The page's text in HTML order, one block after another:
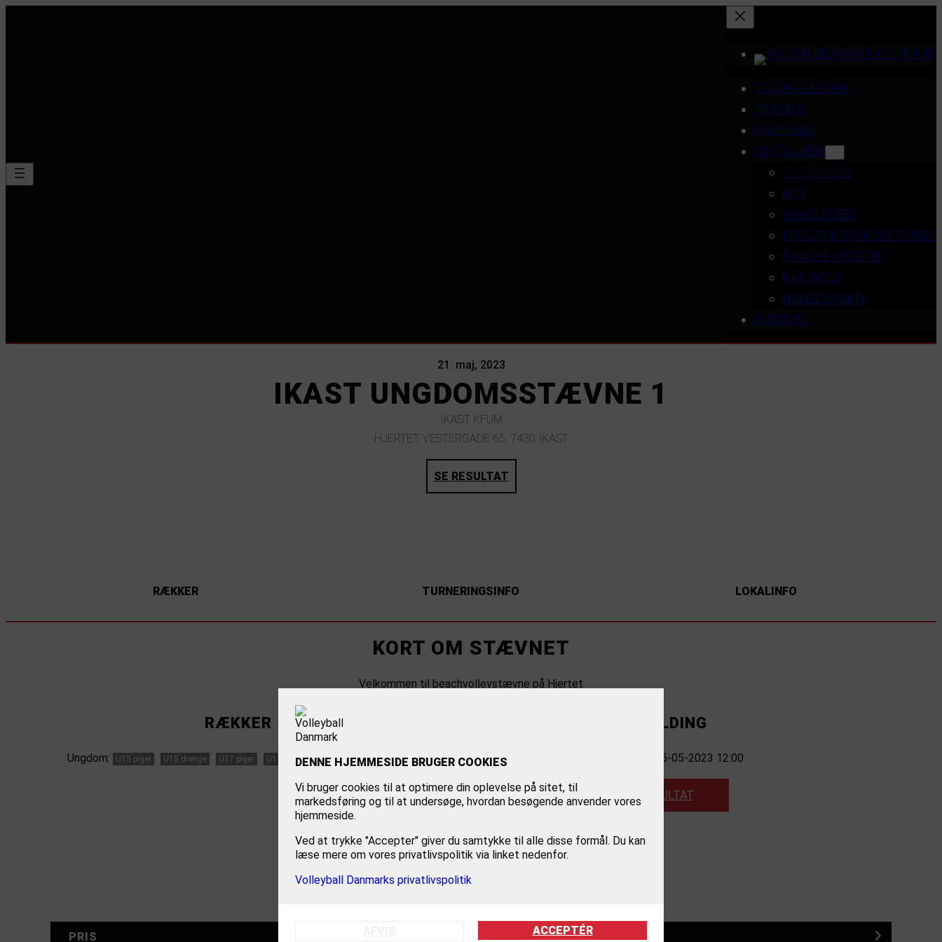
TOURKALENDER
TILMELD
PARTNERE
OM TOUREN
OM TOUREN
FAQ
RANGLISTER
REGLER & PROPOSITIONER
DANSKE MESTRE
KÅRINGER
NYHEDSARKIV
KONTAKT
21. maj, 2023
IKAST UNGDOMSSTÆVNE 1
IKAST KFUM
HJERTET, VESTERGADE 65, 7430 IKAST
SE RESULTAT
RÆKKER TURNERINGSINFO LOKALINFO
KORT OM STÆVNET
Velkommen til beachvolleystævne på Hjertet
RÆKKER
Ungdom: U15 piger U15 drenge U17 piger U17 drenge
TILMELDING
Tilmeldingsfrist 15-05-2023 12:00
SE RESULTAT
PRIS
DENNE HJEMMESIDE BRUGER COOKIES
Vi bruger cookies til at optimere din oplevelse på sitet, til
markedsføring og til at undersøge, hvordan besøgende anvender vores
hjemmeside.
Ved at trykke "Accepter" giver du samtykke til alle disse formål. Du kan
læse mere om vores privatlivspolitik via linket nedenfor.
Volleyball Danmarks privatlivspolitik
ACCEPTÉR